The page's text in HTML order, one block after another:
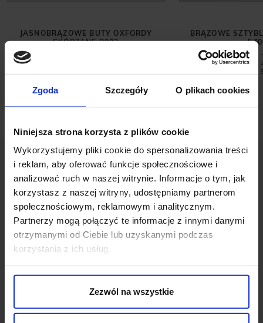
Zgoda Szczegóły O plikach cookies
Niniejsza strona korzysta z plików cookie
Wykorzystujemy pliki cookie do spersonalizowania treści
i reklam, aby oferować funkcje społecznościowe i
analizować ruch w naszej witrynie. Informacje o tym, jak
korzystasz z naszej witryny, udostępniamy partnerom
społecznościowym, reklamowym i analitycznym.
Partnerzy mogą połączyć te informacje z innymi danymi
otrzymanymi od Ciebie lub uzyskanymi podczas
korzystania z ich usług.
Zezwól na wszystkie
JASNOBRĄZOWE BUTY OXFORDY
SKÓRZANE P002
BRĄZOWE
299,00 ZŁ
Najniższa cena
OPINIE O PRODUKCIE: GRANATOWE
MOKASYNY ZAMSZOWE B310
Ten produkt nie ma jeszcze opinii, dodaj opinię, bądź